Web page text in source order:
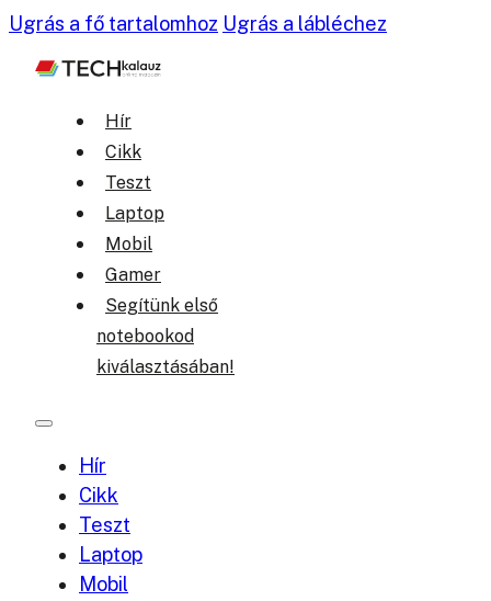
Ugrás a fő tartalomhoz Ugrás a lábléchez
Hír
Cikk
Teszt
Laptop
Mobil
Gamer
Segítünk első
notebookod
kiválasztásában!
Hír
Cikk
Teszt
Laptop
Mobil